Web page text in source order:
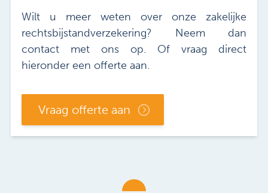
Wilt u meer weten over onze zakelijke
rechtsbijstandverzekering? Neem dan
contact met ons op. Of vraag direct
hieronder een offerte aan.
Vraag offerte aan